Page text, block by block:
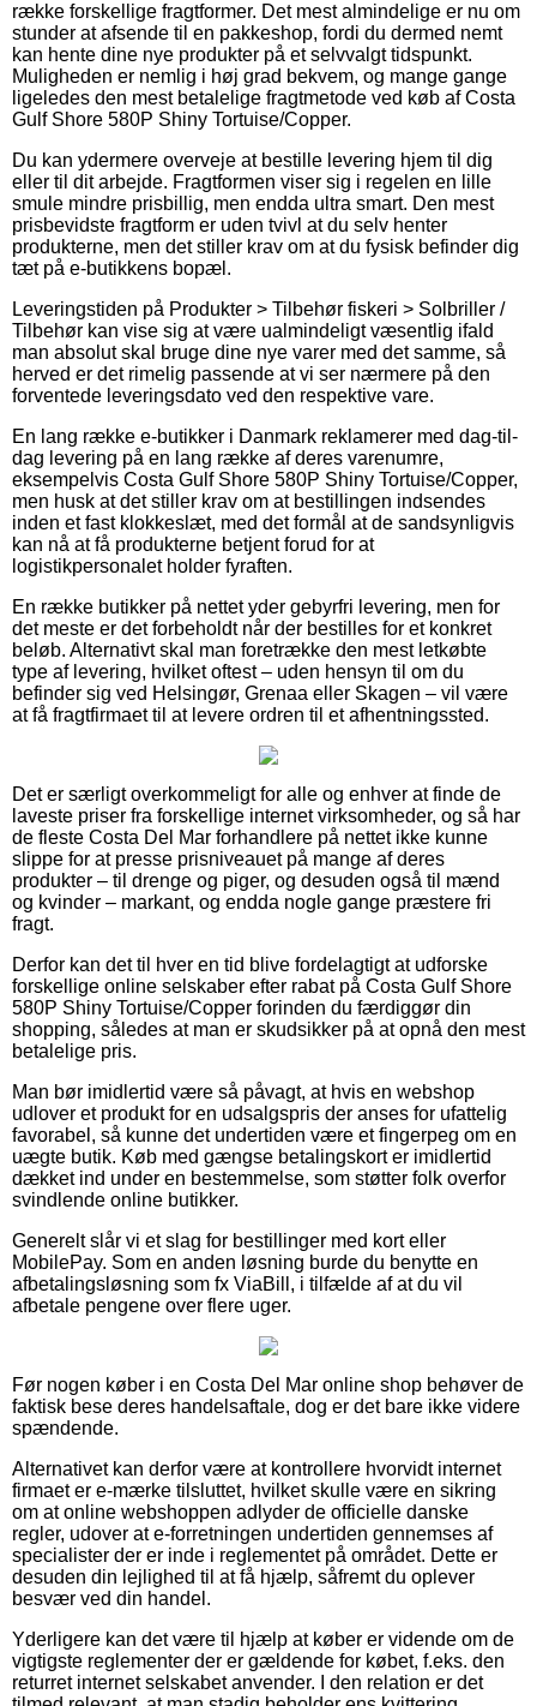
række forskellige fragtformer. Det mest almindelige er nu om
stunder at afsende til en pakkeshop, fordi du dermed nemt
kan hente dine nye produkter på et selvvalgt tidspunkt.
Muligheden er nemlig i høj grad bekvem, og mange gange
ligeledes den mest betalelige fragtmetode ved køb af Costa
Gulf Shore 580P Shiny Tortuise/Copper.
Du kan ydermere overveje at bestille levering hjem til dig
eller til dit arbejde. Fragtformen viser sig i regelen en lille
smule mindre prisbillig, men endda ultra smart. Den mest
prisbevidste fragtform er uden tvivl at du selv henter
produkterne, men det stiller krav om at du fysisk befinder dig
tæt på e-butikkens bopæl.
Leveringstiden på Produkter > Tilbehør fiskeri > Solbriller /
Tilbehør kan vise sig at være ualmindeligt væsentlig ifald
man absolut skal bruge dine nye varer med det samme, så
herved er det rimelig passende at vi ser nærmere på den
forventede leveringsdato ved den respektive vare.
En lang række e-butikker i Danmark reklamerer med dag-til-
dag levering på en lang række af deres varenumre,
eksempelvis Costa Gulf Shore 580P Shiny Tortuise/Copper,
men husk at det stiller krav om at bestillingen indsendes
inden et fast klokkeslæt, med det formål at de sandsynligvis
kan nå at få produkterne betjent forud for at
logistikpersonalet holder fyraften.
En række butikker på nettet yder gebyrfri levering, men for
det meste er det forbeholdt når der bestilles for et konkret
beløb. Alternativt skal man foretrække den mest letkøbte
type af levering, hvilket oftest – uden hensyn til om du
befinder sig ved Helsingør, Grenaa eller Skagen – vil være
at få fragtfirmaet til at levere ordren til et afhentningssted.
Det er særligt overkommeligt for alle og enhver at finde de
laveste priser fra forskellige internet virksomheder, og så har
de fleste Costa Del Mar forhandlere på nettet ikke kunne
slippe for at presse prisniveauet på mange af deres
produkter – til drenge og piger, og desuden også til mænd
og kvinder – markant, og endda nogle gange præstere fri
fragt.
Derfor kan det til hver en tid blive fordelagtigt at udforske
forskellige online selskaber efter rabat på Costa Gulf Shore
580P Shiny Tortuise/Copper forinden du færdiggør din
shopping, således at man er skudsikker på at opnå den mest
betalelige pris.
Man bør imidlertid være så påvagt, at hvis en webshop
udlover et produkt for en udsalgspris der anses for ufattelig
favorabel, så kunne det undertiden være et fingerpeg om en
uægte butik. Køb med gængse betalingskort er imidlertid
dækket ind under en bestemmelse, som støtter folk overfor
svindlende online butikker.
Generelt slår vi et slag for bestillinger med kort eller
MobilePay. Som en anden løsning burde du benytte en
afbetalingsløsning som fx ViaBill, i tilfælde af at du vil
afbetale pengene over flere uger.
Før nogen køber i en Costa Del Mar online shop behøver de
faktisk bese deres handelsaftale, dog er det bare ikke videre
spændende.
Alternativet kan derfor være at kontrollere hvorvidt internet
firmaet er e-mærke tilsluttet, hvilket skulle være en sikring
om at online webshoppen adlyder de officielle danske
regler, udover at e-forretningen undertiden gennemses af
specialister der er inde i reglementet på området. Dette er
desuden din lejlighed til at få hjælp, såfremt du oplever
besvær ved din handel.
Yderligere kan det være til hjælp at køber er vidende om de
vigtigste reglementer der er gældende for købet, f.eks. den
returret internet selskabet anvender. I den relation er det